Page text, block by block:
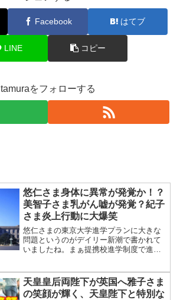
Facebook はてブ
LINE コピー
tamuraをフォローする
悠仁さま身体に異常が発覚か！？
美智子さま乳がん嘘が発覚？紀子
さま炎上行動に大爆笑
悠仁さまの東京大学進学プランに大きな
問題というのがデイリー新潮で書かれて
いましたね。まぁ提携校進学制度で進学
ないということですね。でも実際はそれ
は悠仁さまが著作権侵害で...
天皇皇后両陛下が英国へ雅子さま
の笑顔が輝く、天皇陛下と特別な